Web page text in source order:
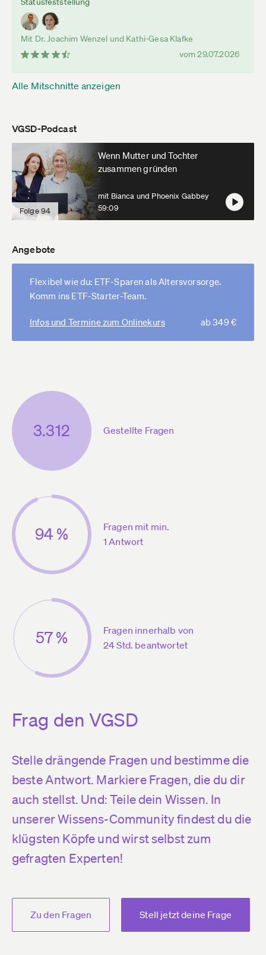
Mit Dr. Joachim Wenzel und Kathi-Gesa Klafke
vom 29.07.2026
Alle Mitschnitte anzeigen
VGSD-Podcast
Folge 94
Wenn Mutter und Tochter
zusammen gründen
mit Bianca und Phoenix Gabbey
59:09
Angebote
Flexibel wie du: ETF-Sparen als Altersvorsorge.
Komm ins ETF-Starter-Team.
Infos und Termine zum Onlinekurs ab 349 €
3.312 Gestellte Fragen
94 %
Fragen mit min.
1 Antwort
57 %
Fragen innerhalb von
24 Std. beantwortet
Frag den VGSD
Stelle drängende Fragen und bestimme die
beste Antwort. Markiere Fragen, die du dir
auch stellst. Und: Teile dein Wissen. In
unserer Wissens-Community findest du die
klügsten Köpfe und wirst selbst zum
gefragten Experten!
Zu den Fragen Stell jetzt deine Frage